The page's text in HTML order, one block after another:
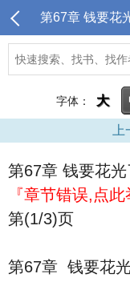
字体： 大
第67章 钱要花光
『章节错误,点此
第(1/3)页
第67章 钱要花